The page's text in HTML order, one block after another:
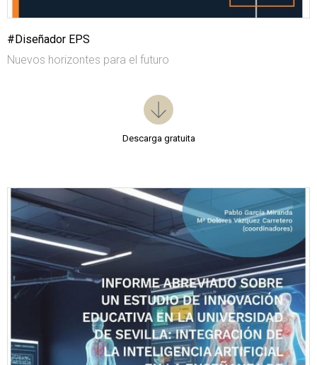
#Diseñador EPS
Nuevos horizontes para el futuro
Descarga gratuita